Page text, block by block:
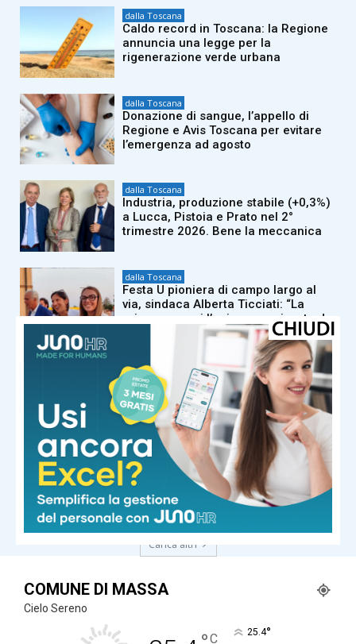
dalla Toscana
Caldo record in Toscana: la Regione
annuncia una legge per la
rigenerazione verde urbana
dalla Toscana
Donazione di sangue, l’appello di
Regione e Avis Toscana per evitare
l’emergenza ad agosto
dalla Toscana
Industria, produzione stabile (+0,3%)
a Lucca, Pistoia e Prato nel 2°
trimestre 2026. Bene la meccanica
dalla Toscana
Festa U pioniera di campo largo al
via, sindaca Alberta Ticciati: “La
prima e a oggi l’unica organizzata da
forze del centrosinistra”
dalla Toscana
Odore di bruciato ma non ci sono
incendi. I vigili del fuoco: “Arriva dalla
Francia in fiamme”
dalla Toscana
Torna ad aumentare la dipendenza
da fumo, la Regione investe in
prevenzione e cura
Carica altri
COMUNE DI MASSA
Cielo Sereno
C 25.4°